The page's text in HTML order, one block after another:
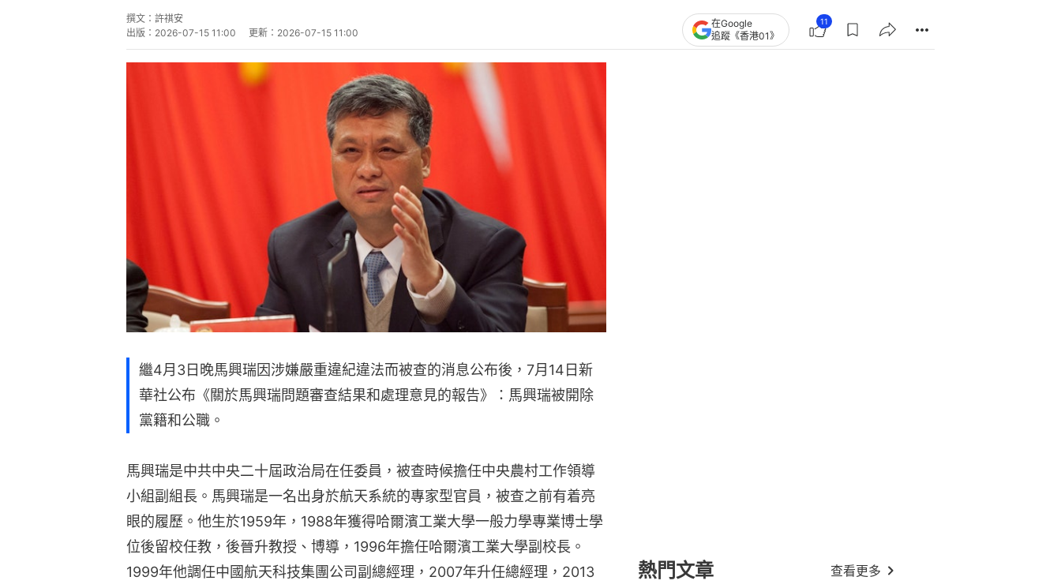
撰文： 許祺安
出版： 2026-07-15 11:00 更新： 2026-07-15 11:00
在Google
追蹤《香港01》
11
繼4月3日晚馬興瑞因涉嫌嚴重違紀違法而被查的消息公布後，7月14日新
華社公布《關於馬興瑞問題審查結果和處理意見的報告》：馬興瑞被開除
黨籍和公職。
馬興瑞是中共中央二十屆政治局在任委員，被查時候擔任中央農村工作領導
小組副組長。馬興瑞是一名出身於航天系統的專家型官員，被查之前有着亮
眼的履歷。他生於1959年，1988年獲得哈爾濱工業大學一般力學專業博士學
位後留校任教，後晉升教授、博導，1996年擔任哈爾濱工業大學副校長。
1999年他調任中國航天科技集團公司副總經理，2007年升任總經理，2013
熱門文章 查看更多